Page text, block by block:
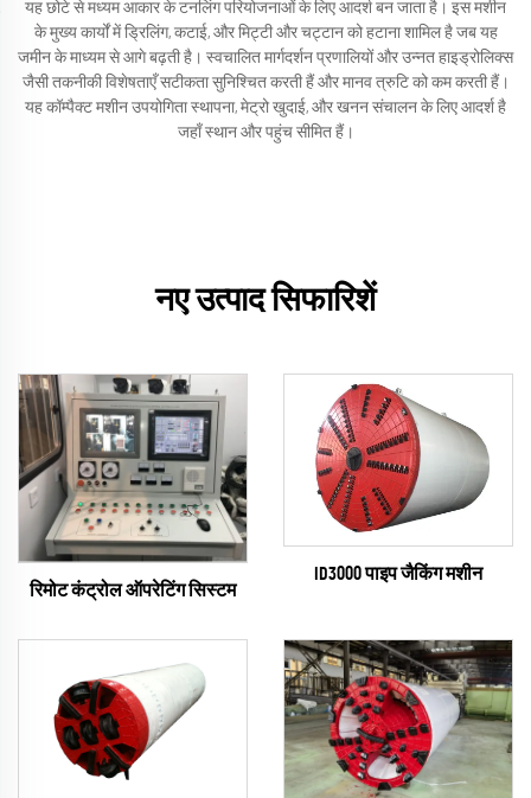
यह छोटे से मध्यम आकार के टनलिंग परियोजनाओं के लिए आदर्श बन जाता है। इस मशीन
के मुख्य कार्यों में ड्रिलिंग, कटाई, और मिट्टी और चट्टान को हटाना शामिल है जब यह
जमीन के माध्यम से आगे बढ़ती है। स्वचालित मार्गदर्शन प्रणालियों और उन्नत हाइड्रोलिक्स
जैसी तकनीकी विशेषताएँ सटीकता सुनिश्चित करती हैं और मानव त्रुटि को कम करती हैं।
यह कॉम्पैक्ट मशीन उपयोगिता स्थापना, मेट्रो खुदाई, और खनन संचालन के लिए आदर्श है
जहाँ स्थान और पहुंच सीमित हैं।
नए उत्पाद सिफारिशें
रिमोट कंट्रोल ऑपरेटिंग सिस्टम
ID3000 पाइप जैकिंग मशीन